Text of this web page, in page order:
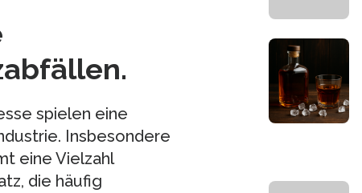
spielen eine
Insbesondere
eine Vielzahl
die häufig